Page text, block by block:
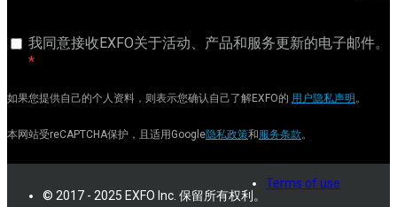
我同意接收EXFO关于活动、产品和服务更新的电子邮件。
如果您提供自己的个人资料，则表示您确认自己了解EXFO的 用户隐私声明 。
本网站受reCAPTCHA保护，且适用Google隐私政策和服务条款。
© 2017 - 2025 EXFO Inc. 保留所有权利。
Terms of use